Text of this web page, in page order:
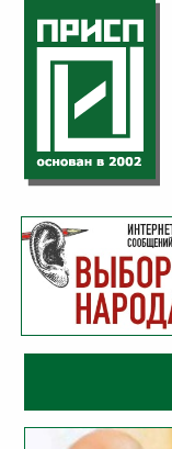
Категория:
Аналитика